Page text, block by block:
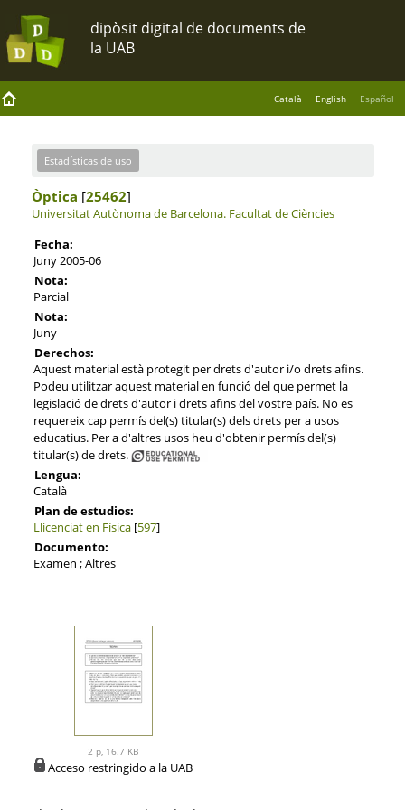
Català English Español
Estadísticas de uso
Òptica [25462]
Universitat Autònoma de Barcelona. Facultat de Ciències
Fecha:
Juny 2005-06
Nota:
Parcial
Nota:
Juny
Derechos:
Aquest material està protegit per drets d'autor i/o drets afins.
Podeu utilitzar aquest material en funció del que permet la
legislació de drets d'autor i drets afins del vostre país. No es
requereix cap permís del(s) titular(s) dels drets per a usos
educatius. Per a d'altres usos heu d'obtenir permís del(s)
titular(s) de drets.
Lengua:
Català
Plan de estudios:
Llicenciat en Física[597]
Documento:
Examen ; Altres
2 p, 16.7 KB
Acceso restringido a la UAB